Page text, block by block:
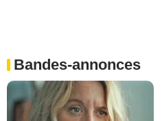
Bandes-annonces